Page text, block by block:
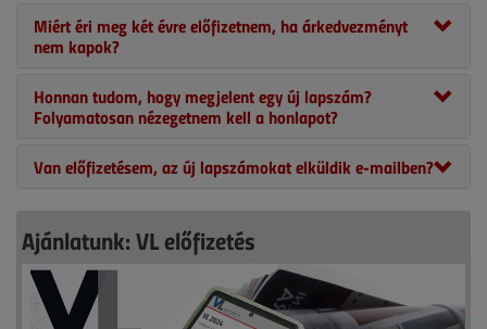
Miért éri meg két évre előfizetnem, ha árkedvezményt
nem kapok?
Honnan tudom, hogy megjelent egy új lapszám?
Folyamatosan nézegetnem kell a honlapot?
Van előfizetésem, az új lapszámokat elküldik e-mailben?
Ajánlatunk: VL előfizetés